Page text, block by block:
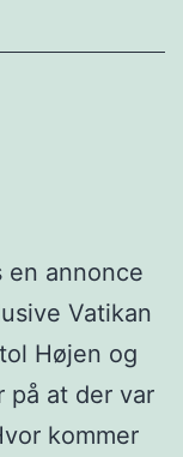
en annonce
Vatikan
Højen og
på at der var
kommer